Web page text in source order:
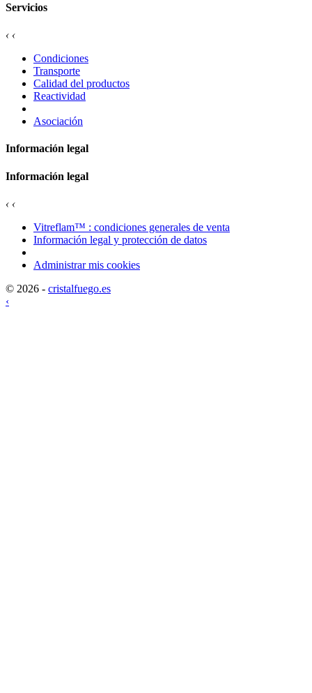
Servicios
‹ ‹
Condiciones
Transporte
Calidad del productos
Reactividad
Asociación
Información legal
Información legal
‹ ‹
Vitreflam™ : condiciones generales de venta
Información legal y protección de datos
Administrar mis cookies
© 2026 - cristalfuego.es
‹